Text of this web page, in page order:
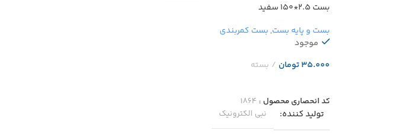
بست ۲.۵*۱۵۰ سفید
بست و پایه بست, بست کمربندی
موجود
تومان
کد انحصاری محصول : ۱۸۶۴
تولید کننده نبی الکترونیک